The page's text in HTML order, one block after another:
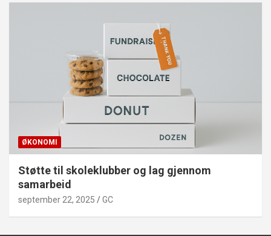
ØKONOMI
Støtte til skoleklubber og lag gjennom
samarbeid
september 22, 2025 GC